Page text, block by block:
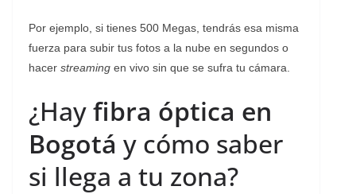
Por ejemplo, si tienes 500 Megas, tendrás esa misma
fuerza para subir tus fotos a la nube en segundos o
hacer streaming en vivo sin que se sufra tu cámara.
¿Hayfibra óptica en
Bogotá y cómo saber
si llega a tu zona?